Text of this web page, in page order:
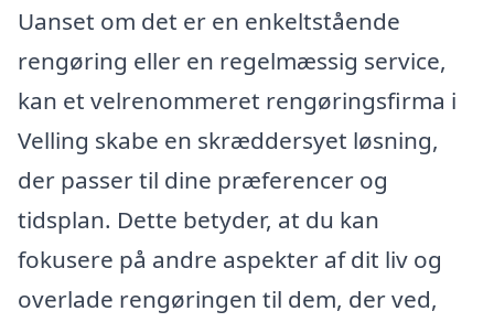
Uanset om det er en enkeltstående
rengøring eller en regelmæssig service,
kan et velrenommeret rengøringsfirma i
Velling skabe en skræddersyet løsning,
der passer til dine præferencer og
tidsplan. Dette betyder, at du kan
fokusere på andre aspekter af dit liv og
overlade rengøringen til dem, der ved,